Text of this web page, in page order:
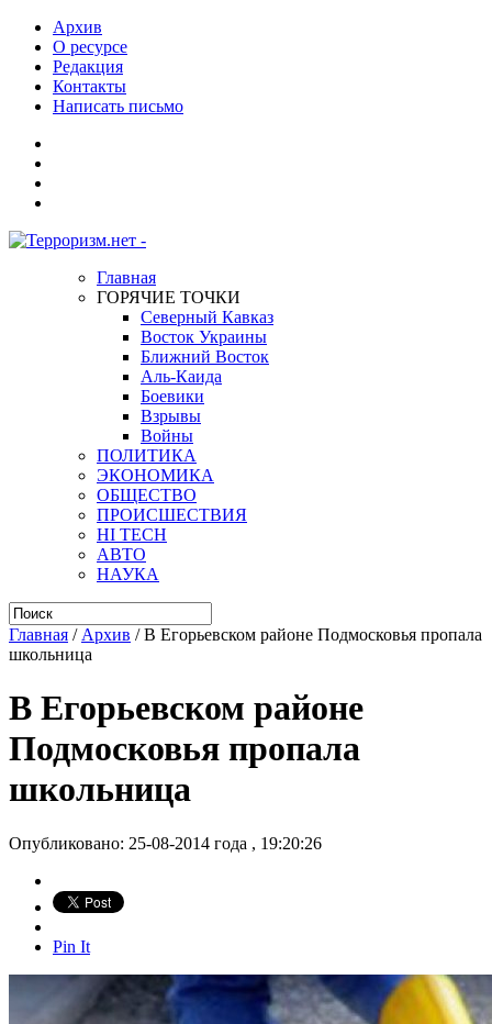
Архив
О ресурсе
Редакция
Контакты
Написать письмо
Главная
ГОРЯЧИЕ ТОЧКИ
Северный Кавказ
Восток Украины
Ближний Восток
Аль-Каида
Боевики
Взрывы
Войны
ПОЛИТИКА
ЭКОНОМИКА
ОБЩЕСТВО
ПРОИСШЕСТВИЯ
HI TECH
АВТО
НАУКА
Главная / Архив /В Егорьевском районе Подмосковья пропала
школьница
В Егорьевском районе
Подмосковья пропала
школьница
Опубликовано: 25-08-2014 года , 19:20:26
Pin It